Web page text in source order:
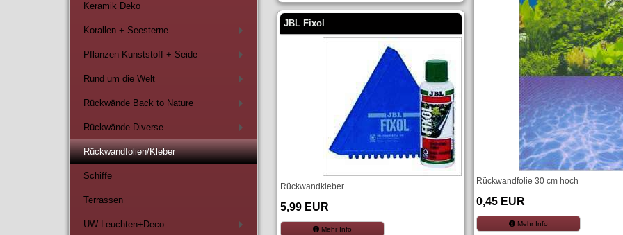
Keramik Deko
Korallen + Seesterne
Pflanzen Kunststoff + Seide
Rund um die Welt
Rückwände Back to Nature
Rückwände Diverse
Rückwandfolien/Kleber
Schiffe
Terrassen
UW-Leuchten+Deco
JBL Fixol
Rückwandkleber
5,99 EUR
Mehr Info
Rückwandfolie 30 cm hoch
0,45 EUR
Mehr Info